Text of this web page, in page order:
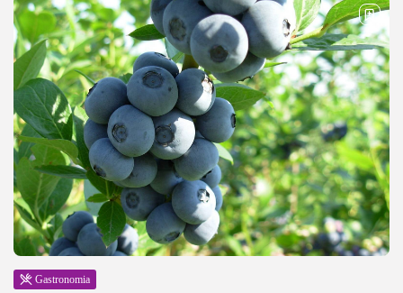
Gastronomia